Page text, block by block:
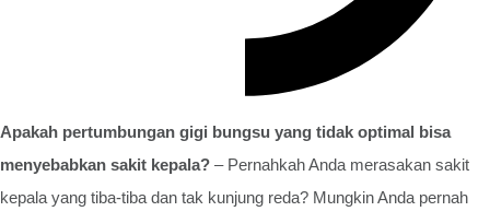
Apakah pertumbungan gigi bungsu yang tidak optimal bisa
menyebabkan sakit kepala? – Pernahkah Anda merasakan sakit
kepala yang tiba-tiba dan tak kunjung reda? Mungkin Anda pernah